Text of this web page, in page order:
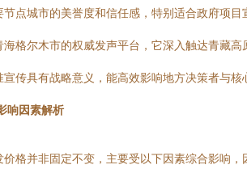
点城市的美誉度和信任感，特别适合政府项目
海格尔木市的权威发声平台，它深入触达青藏
传具有战略意义，能高效影响地方决策者与核
响因素解析
格并非固定不变，主要受以下因素综合影响，